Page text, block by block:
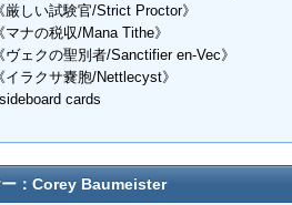
厳しい試験官/Strict Proctor》
マナの税収/Mana Tithe》
ヴェクの聖別者/Sanctifier en-Vec》
イラクサ嚢胞/Nettlecyst》
cards
：Corey Baumeister